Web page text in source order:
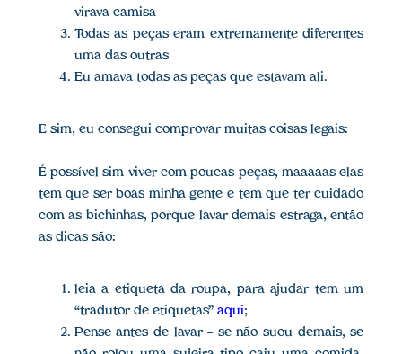
virava camisa
Todas as peças eram extremamente diferentes
uma das outras
Eu amava todas as peças que estavam ali.
E sim, eu consegui comprovar muitas coisas legais:
É possível sim viver com poucas peças, maaaaas elas
tem que ser boas minha gente e tem que ter cuidado
com as bichinhas, porque lavar demais estraga, então
as dicas são:
leia a etiqueta da roupa, para ajudar tem um
“tradutor de etiquetas” aqui;
Pense antes de lavar — se não suou demais, se